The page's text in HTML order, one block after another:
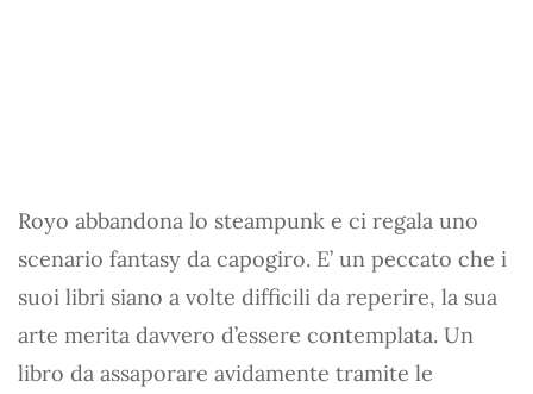
Royo abbandona lo steampunk e ci regala uno
scenario fantasy da capogiro. E’ un peccato che i
suoi libri siano a volte difficili da reperire, la sua
arte merita davvero d’essere contemplata. Un
libro da assaporare avidamente tramite le